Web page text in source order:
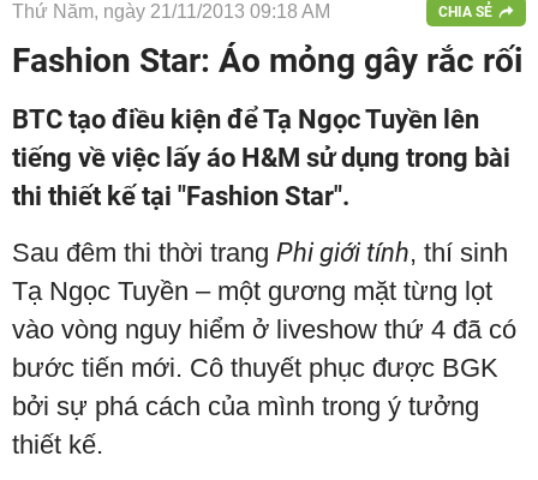
Thứ Năm, ngày 21/11/2013 09:18 AM CHIA SẺ
Fashion Star: Áo mỏng gây rắc rối
BTC tạo điều kiện để Tạ Ngọc Tuyền lên
tiếng về việc lấy áo H&M sử dụng trong bài
thi thiết kế tại "Fashion Star".
Sau đêm thi thời trang Phi giới tính, thí sinh
Tạ Ngọc Tuyền – một gương mặt từng lọt
vào vòng nguy hiểm ở liveshow thứ 4 đã có
bước tiến mới. Cô thuyết phục được BGK
bởi sự phá cách của mình trong ý tưởng
thiết kế.